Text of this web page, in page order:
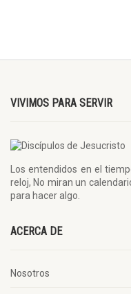
VIVIMOS PARA SERVIR
Los entendidos en el
reloj, No miran un
para hacer algo.
ACERCA DE
Nosotros